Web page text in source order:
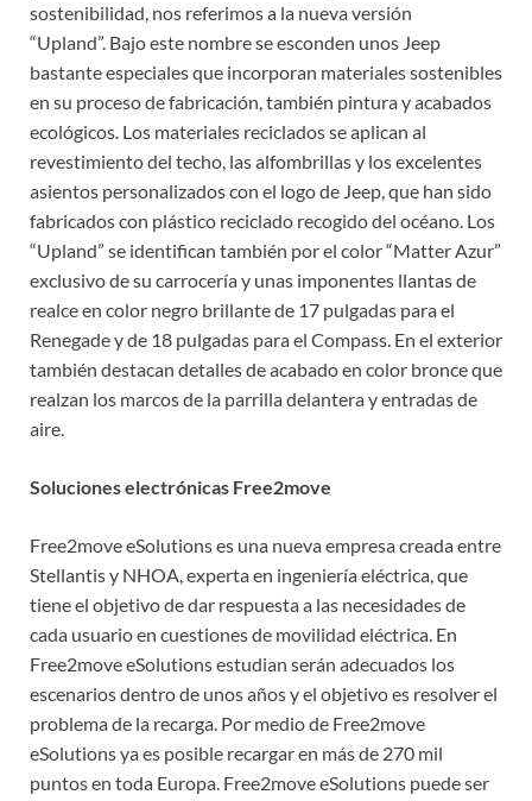
sostenibilidad, nos referimos a la nueva versión
“Upland”. Bajo este nombre se esconden unos Jeep
bastante especiales que incorporan materiales sostenibles
en su proceso de fabricación, también pintura y acabados
ecológicos. Los materiales reciclados se aplican al
revestimiento del techo, las alfombrillas y los excelentes
asientos personalizados con el logo de Jeep, que han sido
fabricados con plástico reciclado recogido del océano. Los
“Upland” se identifican también por el color “Matter Azur”
exclusivo de su carrocería y unas imponentes llantas de
realce en color negro brillante de 17 pulgadas para el
Renegade y de 18 pulgadas para el Compass. En el exterior
también destacan detalles de acabado en color bronce que
realzan los marcos de la parrilla delantera y entradas de
aire.
Soluciones electrónicas Free2move
Free2move eSolutions es una nueva empresa creada entre
Stellantis y NHOA, experta en ingeniería eléctrica, que
tiene el objetivo de dar respuesta a las necesidades de
cada usuario en cuestiones de movilidad eléctrica. En
Free2move eSolutions estudian serán adecuados los
escenarios dentro de unos años y el objetivo es resolver el
problema de la recarga. Por medio de Free2move
eSolutions ya es posible recargar en más de 270 mil
puntos en toda Europa. Free2move eSolutions puede ser